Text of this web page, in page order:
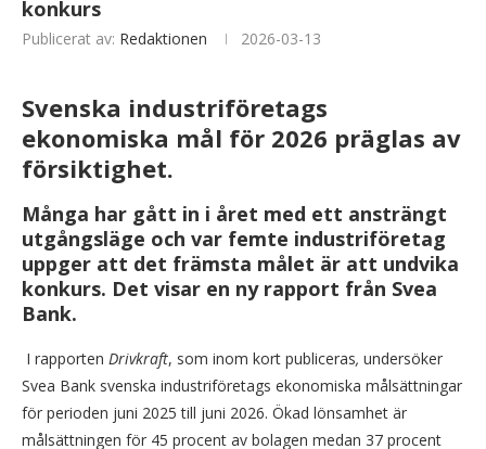
konkurs
Publicerat av: Redaktionen 2026-03-13
Svenska industriföretags
ekonomiska mål för 2026 präglas av
försiktighet.
Många har gått in i året med ett ansträngt
utgångsläge och var femte industriföretag
uppger att det främsta målet är att undvika
konkurs. Det visar en ny rapport från Svea
Bank.
I rapporten Drivkraft, som inom kort publiceras, undersöker
Svea Bank svenska industriföretags ekonomiska målsättningar
för perioden juni 2025 till juni 2026. Ökad lönsamhet är
målsättningen för 45 procent av bolagen medan 37 procent